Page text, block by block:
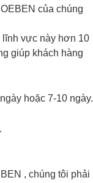
của chúng
lĩnh vực này hơn 10
giúp khách hàng
hoặc 7-10 ngày.
, chúng tôi phải